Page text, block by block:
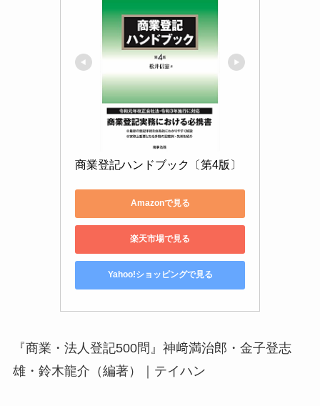
商業登記ハンドブック〔第4版〕
Amazonで見る
楽天市場で見る
Yahoo!ショッピングで見る
『商業・法人登記500問』神﨑満治郎・金子登志
雄・鈴木龍介（編著）｜テイハン